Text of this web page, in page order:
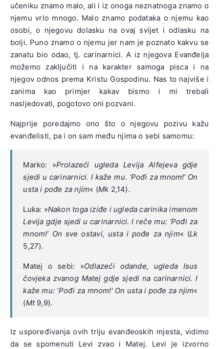
učeniku znamo malo, ali i iz onoga neznatnoga znamo o
njemu vrlo mnogo. Malo znamo podataka o njemu kao
osobi, o njegovu dolasku na ovaj svijet i odlasku na
bolji. Puno znamo o njemu jer nam je poznato kakvu se
zanatu bio odao, tj. carinarnici. A iz njegova Evanđelja
možemo zaključiti i na karakter samoga pisca i na
njegov odnos prema Kristu Gospodinu. Nas to najviše i
zanima kao primjer kakav bismo i mi trebali
nasljedovati, pogotovo oni pozvani.
Najprije poredajmo ono što o njegovu pozivu kažu
evanđelisti, pa i on sam među njima o sebi samomu:
Marko: »Prolazeći ugleda Levija Alfejeva gdje
sjedi u carinarnici. I kaže mu. ‘Pođi za mnom!’ On
usta i pođe za njim« (Mk 2,14).
Luka: »Nakon toga iziđe i ugleda carinika imenom
Levija gdje sjedi u carinarnici. I reče mu: ‘Pođi za
mnom!’ On sve ostavi, usta i pođe za njim« (Lk
5,27).
Matej o sebi: »Odlazeći odande, ugleda Isus
čovjeka zvanog Matej gdje sjedi na carinarnici. I
kaže mu: ‘Pođi za mnom!’ On usta i pođe za njim«
(Mt9,9).
Iz uspoređivanja ovih triju evanđeoskih mjesta, vidimo
da se spomenuti Levi zvao i Matej. Levi je izvorno